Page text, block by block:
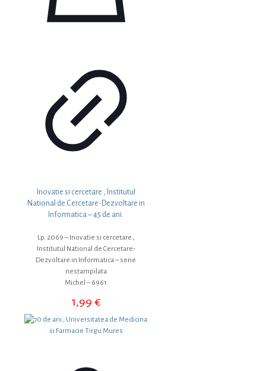
Inovatie si cercetare , Institutul
National de Cercetare-Dezvoltare in
Informatica – 45 de ani.
Lp. 2069 – Inovatie si cercetare ,
Institutul National de Cercetare-
Dezvoltare in Informatica – serie
nestampilata
Michel – 6961
1,99 €